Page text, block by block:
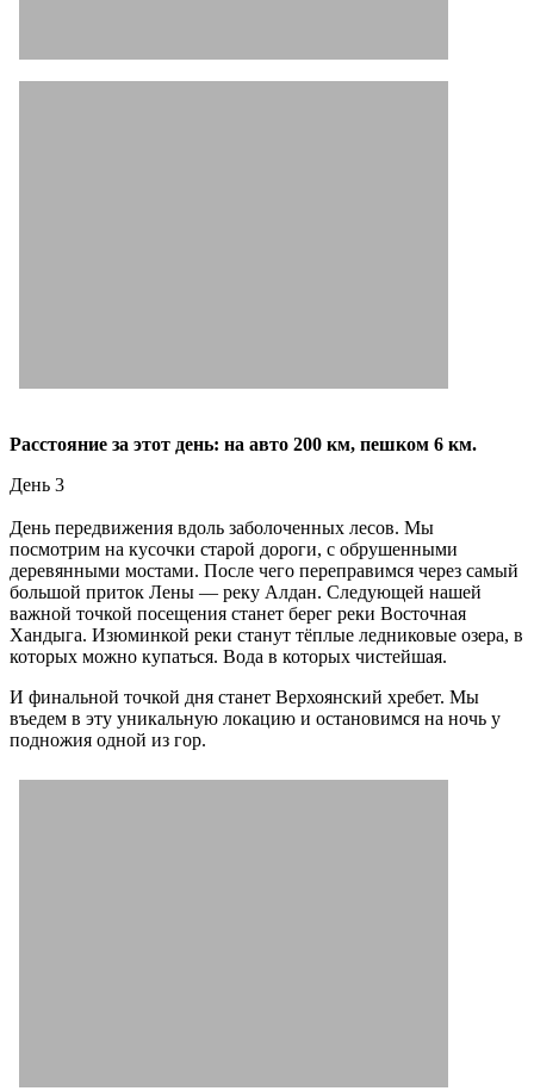
Расстояние за этот день: на авто 200 км, пешком 6 км.
День 3
День передвижения вдоль заболоченных лесов. Мы
посмотрим на кусочки старой дороги, с обрушенными
деревянными мостами. После чего переправимся через самый
большой приток Лены — реку Алдан. Следующей нашей
важной точкой посещения станет берег реки Восточная
Хандыга. Изюминкой реки станут тёплые ледниковые озера, в
которых можно купаться. Вода в которых чистейшая.
И финальной точкой дня станет Верхоянский хребет. Мы
въедем в эту уникальную локацию и остановимся на ночь у
подножия одной из гор.